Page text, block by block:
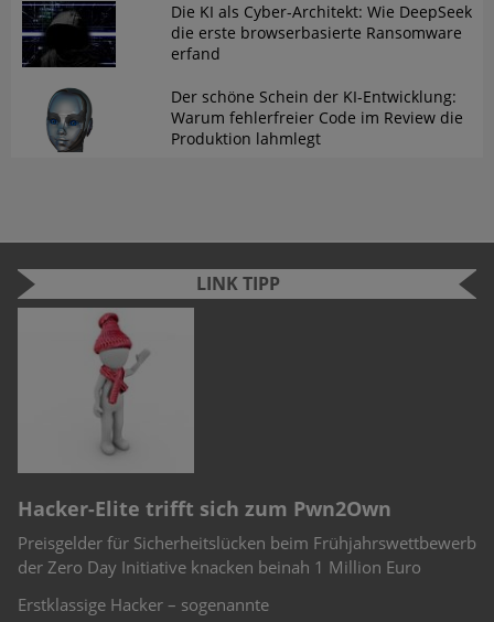
Die KI als Cyber-Architekt: Wie DeepSeek
die erste browserbasierte Ransomware
erfand
Der schöne Schein der KI-Entwicklung:
Warum fehlerfreier Code im Review die
Produktion lahmlegt
LINK TIPP
Hacker-Elite trifft sich zum Pwn2Own
Preisgelder für Sicherheitslücken beim Frühjahrswettbewerb
der Zero Day Initiative knacken beinah 1 Million Euro
Erstklassige Hacker – sogenannte